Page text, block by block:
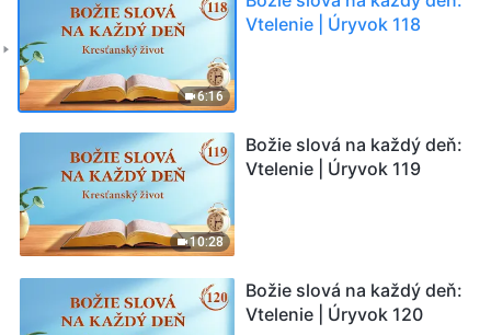
6:16
Vtelenie | Úryvok 118
10:28
Božie slová na každý deň:
Vtelenie | Úryvok 119
Božie slová na každý deň:
Vtelenie | Úryvok 120